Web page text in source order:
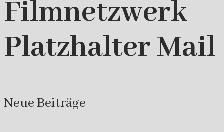
Filmnetzwerk
Platzhalter Mail
Neue Beiträge